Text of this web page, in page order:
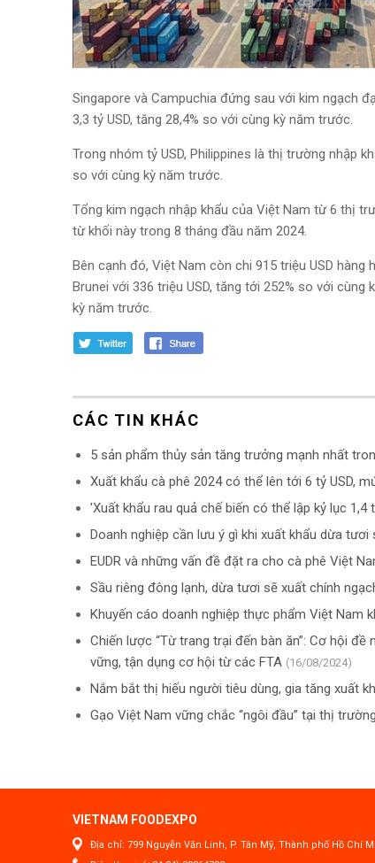
Singapore và Campuchia đứng sau với kim ngạch
3,3 tỷ USD, tăng 28,4% so với cùng kỳ năm trước.
Trong nhóm tỷ USD, Philippines là thị trường nhập
so với cùng kỳ năm trước.
Tổng kim ngạch nhập khẩu của Việt Nam từ 6 thị
từ khối này trong 8 tháng đầu năm 2024.
Bên cạnh đó, Việt Nam còn chi 915 triệu USD
Brunei với 336 triệu USD, tăng tới 252% so với
kỳ năm trước.
CÁC TIN KHÁC
5 sản phẩm thủy sản tăng trưởng mạnh nhất
Xuất khẩu cà phê 2024 có thể lên tới 6 tỷ USD,
'Xuất khẩu rau quả chế biến có thể lập kỷ lục 1,4
Doanh nghiệp cần lưu ý gì khi xuất khẩu dừa tươi
EUDR và những vấn đề đặt ra cho cà phê Việt
Sầu riêng đông lạnh, dừa tươi sẽ xuất chính
Khuyến cáo doanh nghiệp thực phẩm Việt Nam
Chiến lược “Từ trang trại đến bàn ăn”: Cơ hội
vững, tận dụng cơ hội từ các FTA (16/08/2024)
Nắm bắt thị hiếu người tiêu dùng, gia tăng xuất
Gạo Việt Nam vững chắc “ngôi đầu” tại thị
VIETNAM FOODEXPO
Địa chỉ: 799 Nguyễn Văn Linh, P. Tân Mỹ, Thành phố Hồ Chí